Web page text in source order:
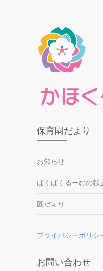
保育園だより
お知らせ
ぱくぱくるーむの献
園だより
プライバシーポリシ
お問い合わせ